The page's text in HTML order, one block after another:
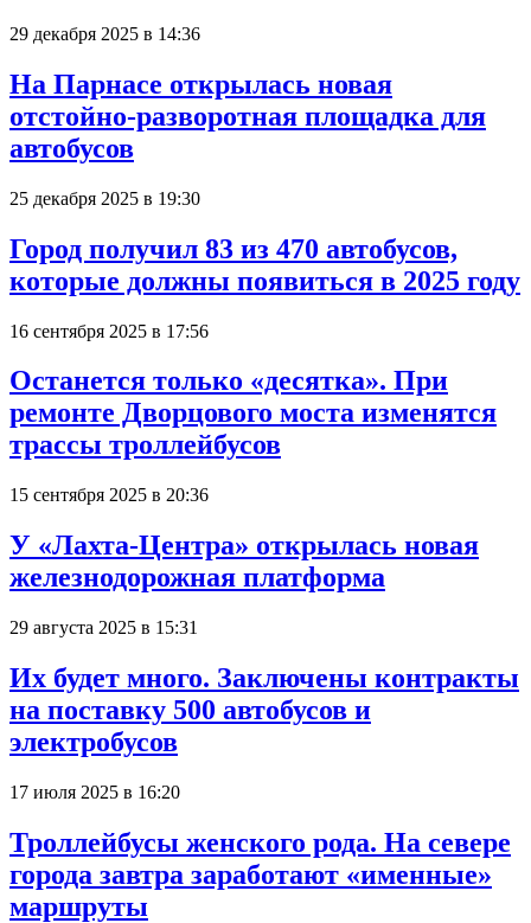
29 декабря 2025 в 14:36
На Парнасе открылась новая
отстойно-разворотная площадка для
автобусов
25 декабря 2025 в 19:30
Город получил 83 из 470 автобусов,
которые должны появиться в 2025 году
16 сентября 2025 в 17:56
Останется только «десятка». При
ремонте Дворцового моста изменятся
трассы троллейбусов
15 сентября 2025 в 20:36
У «Лахта-Центра» открылась новая
железнодорожная платформа
29 августа 2025 в 15:31
Их будет много. Заключены контракты
на поставку 500 автобусов и
электробусов
17 июля 2025 в 16:20
Троллейбусы женского рода. На севере
города завтра заработают «именные»
маршруты